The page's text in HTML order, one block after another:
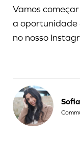
Vamos
a oportunidade
no nosso